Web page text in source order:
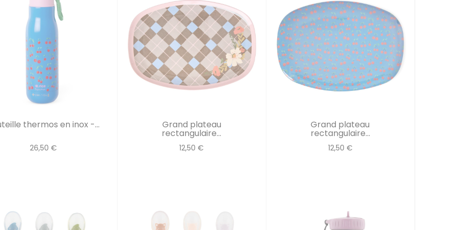
thermos en inox -...
26,50 €
Grand plateau
rectangulaire...
12,50 €
Grand plateau
rectangulaire...
12,50 €